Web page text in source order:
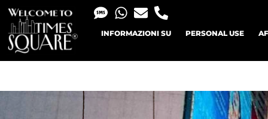
INFORMAZIONI SU PERSONAL USE